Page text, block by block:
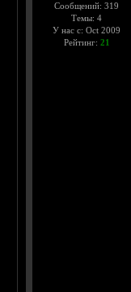
Сообщений: 319
Темы: 4
У нас с: Oct 2009
Рейтинг: 21